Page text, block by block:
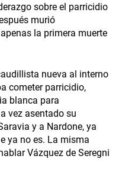
sobre el parricidio
murió
la primera muerte
nueva al interno
cometer parricidio,
blanca para
vez asentado su
y a Nardone, ya
ya no es. La misma
Vázquez de Seregni